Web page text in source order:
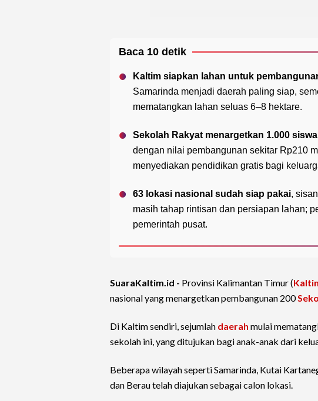
Baca 10 detik
Kaltim siapkan lahan untuk
Samarinda menjadi daerah paling siap,
mematangkan lahan seluas 6–8 hektare.
Sekolah Rakyat menargetkan 1.000
dengan nilai pembangunan sekitar Rp210
menyediakan pendidikan gratis bagi
63 lokasi nasional sudah siap pakai,
masih tahap rintisan dan persiapan lahan;
pemerintah pusat.
SuaraKaltim.id - Provinsi Kalimantan Timur (
nasional yang menargetkan pembangunan 200
Di Kaltim sendiri, sejumlah daerah mulai
sekolah ini, yang ditujukan bagi anak-anak dari
Beberapa wilayah seperti Samarinda, Kutai
dan Berau telah diajukan sebagai calon lokasi.